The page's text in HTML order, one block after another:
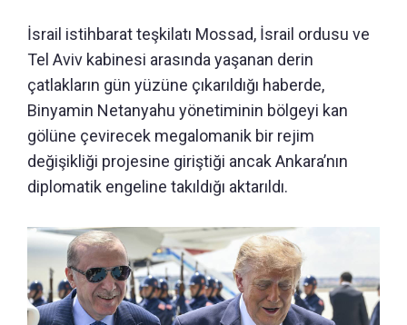
İsrail istihbarat teşkilatı Mossad, İsrail ordusu ve
Tel Aviv kabinesi arasında yaşanan derin
çatlakların gün yüzüne çıkarıldığı haberde,
Binyamin Netanyahu yönetiminin bölgeyi kan
gölüne çevirecek megalomanik bir rejim
değişikliği projesine giriştiği ancak Ankara’nın
diplomatik engeline takıldığı aktarıldı.